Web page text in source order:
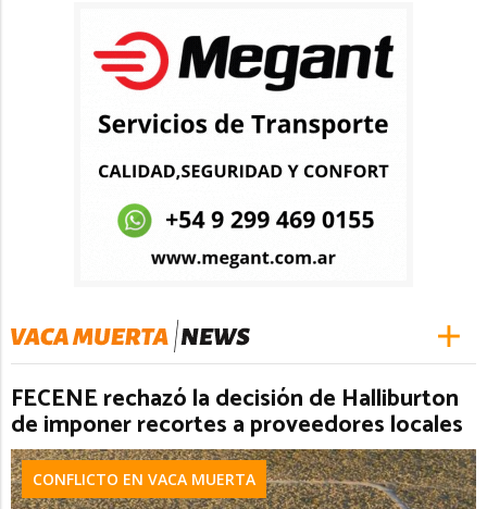
FECENE rechazó la decisión de Halliburton
de imponer recortes a proveedores locales
CONFLICTO EN VACA MUERTA